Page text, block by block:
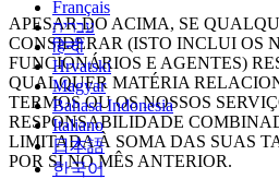
Français
עברית
हिन्दी
Hrvatski
Magyar
Bahasa Indonesia
Italiano
日本語
한국어
APESAR DO ACIMA, SE
CONSIDERAR (ISTO INCLUI OS
FUNCIONÁRIOS E AGENTES)
QUALQUER MATÉRIA
TERMOS OU OS NOSSOS
RESPONSABILIDADE
LIMITADA À SOMA DAS SUAS
POR SI NO MÊS ANTERIOR.